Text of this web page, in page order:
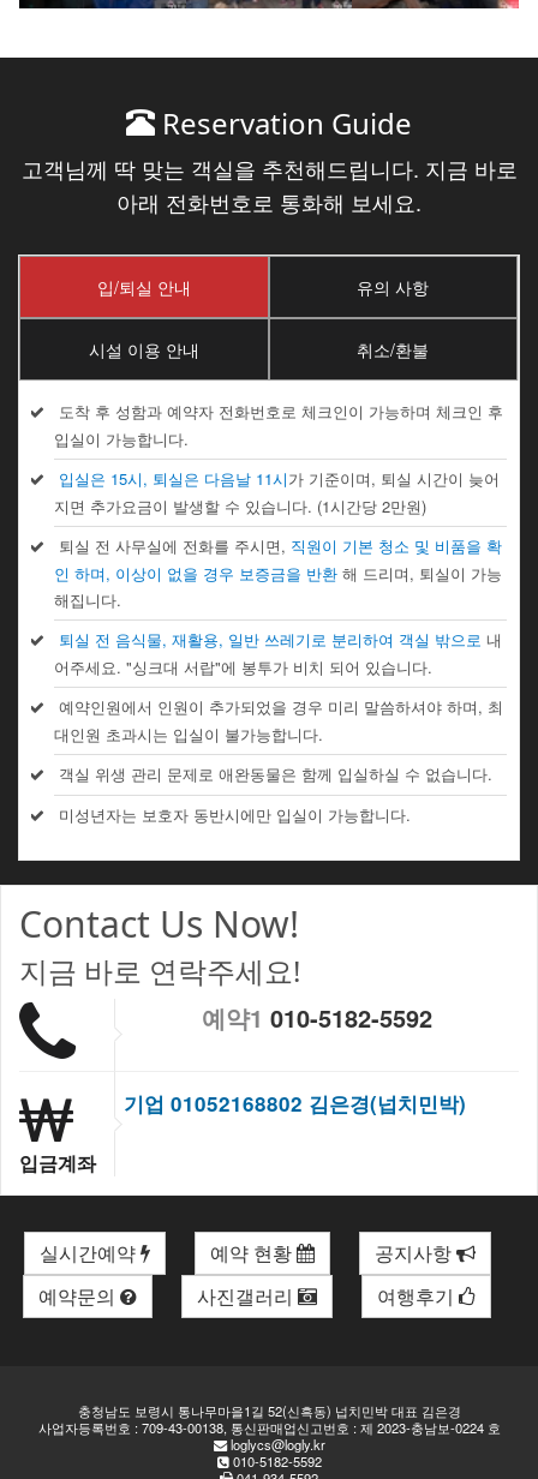
Reservation Guide
고객님께 딱 맞는 객실을 추천해드립니다. 지금 바로
아래 전화번호로 통화해 보세요.
입/퇴실 안내 유의 사항
시설 이용 안내 취소/환불
도착 후 성함과 예약자 전화번호로 체크인이 가능하며 체크인 후
입실이 가능합니다.
입실은 15시, 퇴실은 다음날 11시가 기준이며, 퇴실 시간이 늦어
지면 추가요금이 발생할 수 있습니다. (1시간당 2만원)
퇴실 전 사무실에 전화를 주시면, 직원이 기본 청소 및 비품을 확
인 하며, 이상이 없을 경우 보증금을 반환해 드리며, 퇴실이 가능
해집니다.
퇴실 전 음식물, 재활용, 일반 쓰레기로 분리하여 객실 밖으로 내
어주세요. "싱크대 서랍"에 봉투가 비치 되어 있습니다.
예약인원에서 인원이 추가되었을 경우 미리 말씀하셔야 하며, 최
대인원 초과시는 입실이 불가능합니다.
객실 위생 관리 문제로 애완동물은 함께 입실하실 수 없습니다.
미성년자는 보호자 동반시에만 입실이 가능합니다.
Contact Us Now!
지금 바로 연락주세요!
예약1 010-5182-5592
입금계좌
기업 01052168802 김은경(넙치민박)
실시간예약 예약 현황
공지사항
예약문의
사진갤러리 여행후기
충청남도 보령시 통나무마을1길 52(신흑동) 넙치민박 대표 김은경
사업자등록번호 : 709-43-00138, 통신판매업신고번호 : 제 2023-충남보-0224 호
loglycs@logly.kr
010-5182-5592